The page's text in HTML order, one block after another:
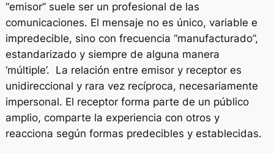
“emisor” suele ser un profesional de las
comunicaciones. El mensaje no es único, variable e
impredecible, sino con frecuencia “manufacturado”,
estandarizado y siempre de alguna manera
‘múltiple’. La relación entre emisor y receptor es
unidireccional y rara vez recíproca, necesariamente
impersonal. El receptor forma parte de un público
amplio, comparte la experiencia con otros y
reacciona según formas predecibles y establecidas.